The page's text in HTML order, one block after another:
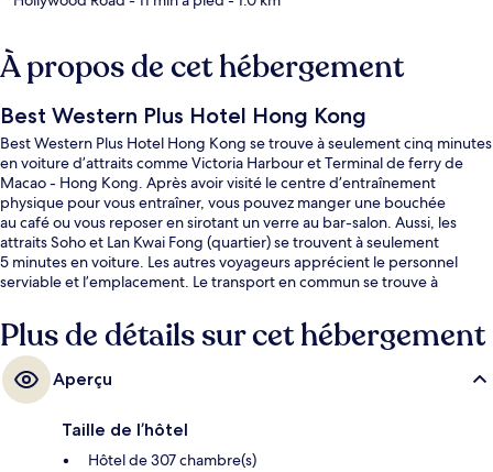
À propos de cet hébergement
Best Western Plus Hotel Hong Kong
Best Western Plus Hotel Hong Kong se trouve à seulement cinq minutes
en voiture d’attraits comme Victoria Harbour et Terminal de ferry de
Macao - Hong Kong. Après avoir visité le centre d’entraînement
physique pour vous entraîner, vous pouvez manger une bouchée
au café ou vous reposer en sirotant un verre au bar-salon. Aussi, les
attraits Soho et Lan Kwai Fong (quartier) se trouvent à seulement
5 minutes en voiture. Les autres voyageurs apprécient le personnel
serviable et l’emplacement. Le transport en commun se trouve à
pas et Western Street Tram Stop se trouve à 3 minutes.
Plus de détails sur cet hébergement
Aperçu
Taille de l’hôtel
Hôtel de 307 chambre(s)